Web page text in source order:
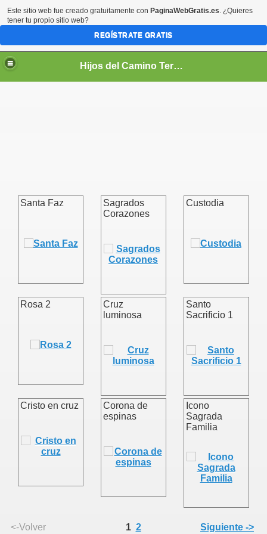
Hijos del Camino Teresiano
Santa Faz
Sagrados
Corazones
Custodia
Rosa 2
Cruz
luminosa
Santo
Sacrificio 1
Cristo en cruz
Corona de
espinas
Icono
Sagrada
Familia
<-Volver 1 2 Siguiente ->
Este sitio web fue creado gratuitamente con PaginaWebGratis.es. ¿Quieres
tener tu propio sitio web?
REGÍSTRATE GRATIS